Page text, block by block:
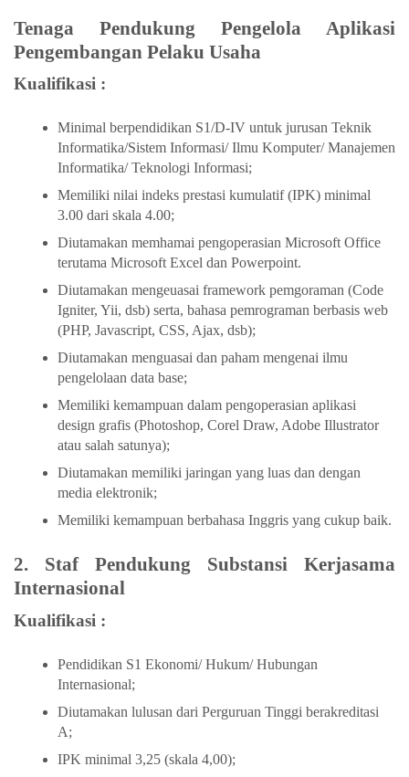
Tenaga Pendukung Pengelola Aplikasi
Pengembangan Pelaku Usaha
Kualifikasi :
Minimal berpendidikan S1/D-IV untuk jurusan Teknik
Informatika/Sistem Informasi/ Ilmu Komputer/ Manajemen
Informatika/ Teknologi Informasi;
Memiliki nilai indeks prestasi kumulatif (IPK) minimal
3.00 dari skala 4.00;
Diutamakan memhamai pengoperasian Microsoft Office
terutama Microsoft Excel dan Powerpoint.
Diutamakan mengeuasai framework pemgoraman (Code
Igniter, Yii, dsb) serta, bahasa pemrograman berbasis web
(PHP, Javascript, CSS, Ajax, dsb);
Diutamakan menguasai dan paham mengenai ilmu
pengelolaan data base;
Memiliki kemampuan dalam pengoperasian aplikasi
design grafis (Photoshop, Corel Draw, Adobe Illustrator
atau salah satunya);
Diutamakan memiliki jaringan yang luas dan dengan
media elektronik;
Memiliki kemampuan berbahasa Inggris yang cukup baik.
2. Staf Pendukung Substansi Kerjasama
Internasional
Kualifikasi :
Pendidikan S1 Ekonomi/ Hukum/ Hubungan
Internasional;
Diutamakan lulusan dari Perguruan Tinggi berakreditasi
A;
IPK minimal 3,25 (skala 4,00);